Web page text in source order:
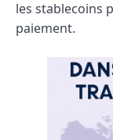
les stablecoins
paiement.